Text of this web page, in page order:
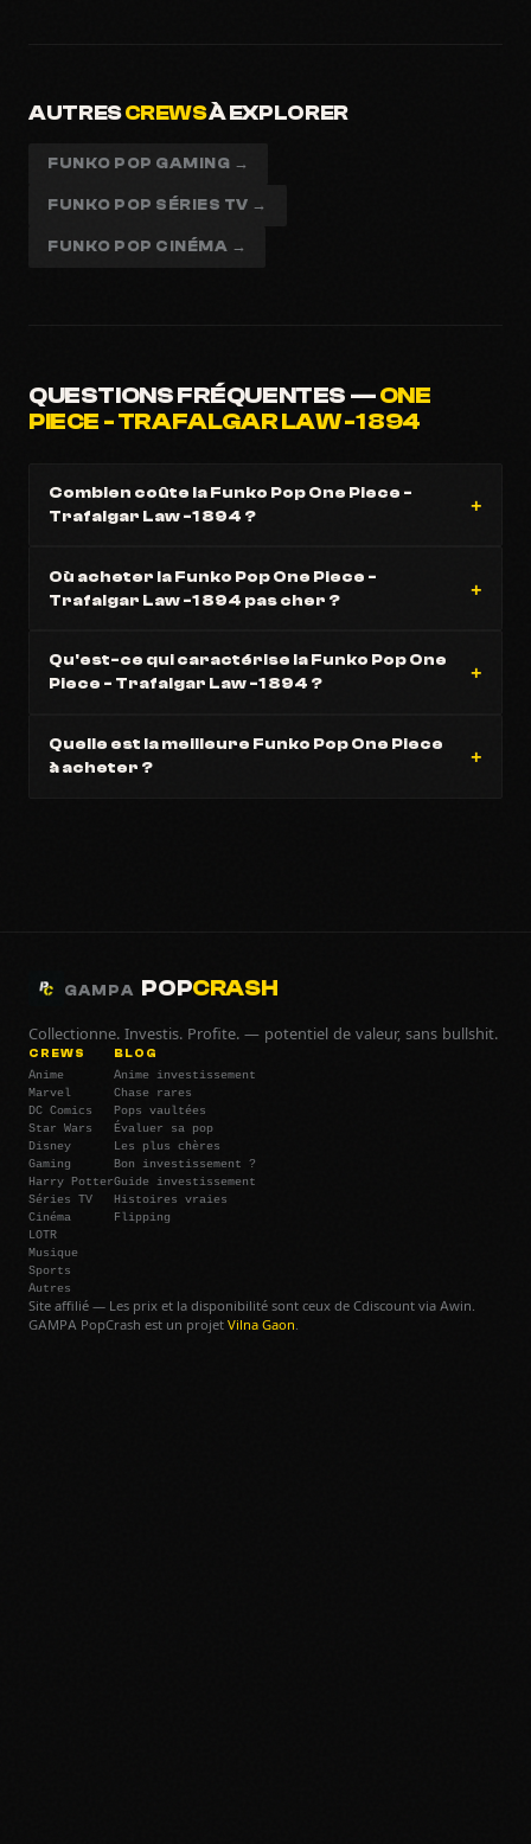
AUTRESCREWSÀ EXPLORER
FUNKO POP GAMING →
FUNKO POP SÉRIES TV →
FUNKO POP CINÉMA →
QUESTIONS FRÉQUENTES —ONE
PIECE - TRAFALGAR LAW -1 894
Combien coûte la Funko Pop One Piece -
Trafalgar Law -1 894 ?
Où acheter la Funko Pop One Piece -
Trafalgar Law -1 894 pas cher ?
Qu'est-ce qui caractérise la Funko Pop One
Piece - Trafalgar Law -1 894 ?
Quelle est la meilleure Funko Pop One Piece
à acheter ?
GAMPA POPCRASH
Collectionne. Investis. Profite. — potentiel de valeur, sans bullshit.
CREWS
Anime
Marvel
DC Comics
Star Wars
Disney
Gaming
Harry Potter
Séries TV
Cinéma
LOTR
Musique
Sports
Autres
BLOG
Anime investissement
Chase rares
Pops vaultées
Évaluer sa pop
Les plus chères
Bon investissement ?
Guide investissement
Histoires vraies
Flipping
Site affilié — Les prix et la disponibilité sont ceux de Cdiscount via Awin.
GAMPA PopCrash est un projet Vilna Gaon.